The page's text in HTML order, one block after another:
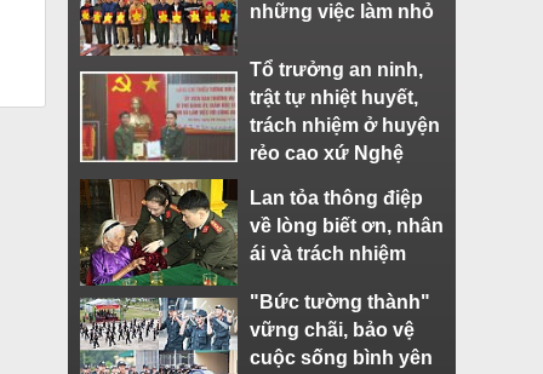
những việc làm nhỏ
Tổ trưởng an ninh,
trật tự nhiệt huyết,
trách nhiệm ở huyện
rẻo cao xứ Nghệ
Lan tỏa thông điệp
về lòng biết ơn, nhân
ái và trách nhiệm
"Bức tường thành"
vững chãi, bảo vệ
cuộc sống bình yên